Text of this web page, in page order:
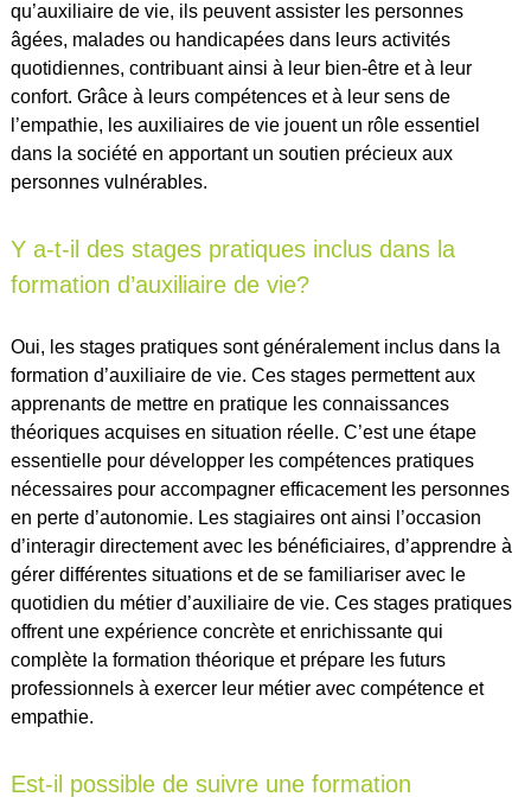
qu’auxiliaire de vie, ils peuvent assister les personnes
âgées, malades ou handicapées dans leurs activités
quotidiennes, contribuant ainsi à leur bien-être et à leur
confort. Grâce à leurs compétences et à leur sens de
l’empathie, les auxiliaires de vie jouent un rôle essentiel
dans la société en apportant un soutien précieux aux
personnes vulnérables.
Y a-t-il des stages pratiques inclus dans la
formation d’auxiliaire de vie?
Oui, les stages pratiques sont généralement inclus dans la
formation d’auxiliaire de vie. Ces stages permettent aux
apprenants de mettre en pratique les connaissances
théoriques acquises en situation réelle. C’est une étape
essentielle pour développer les compétences pratiques
nécessaires pour accompagner efficacement les personnes
en perte d’autonomie. Les stagiaires ont ainsi l’occasion
d’interagir directement avec les bénéficiaires, d’apprendre à
gérer différentes situations et de se familiariser avec le
quotidien du métier d’auxiliaire de vie. Ces stages pratiques
offrent une expérience concrète et enrichissante qui
complète la formation théorique et prépare les futurs
professionnels à exercer leur métier avec compétence et
empathie.
Est-il possible de suivre une formation